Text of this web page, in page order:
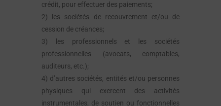
crédit, pour effectuer des paiements;
2) les sociétés de recouvrement et/ou de
cession de créances;
3) les professionnels et les sociétés
professionnelles (avocats, comptables,
auditeurs, etc.);
4) d’autres sociétés, entités et/ou personnes
physiques qui exercent des activités
instrumentales, de soutien ou fonctionnelles